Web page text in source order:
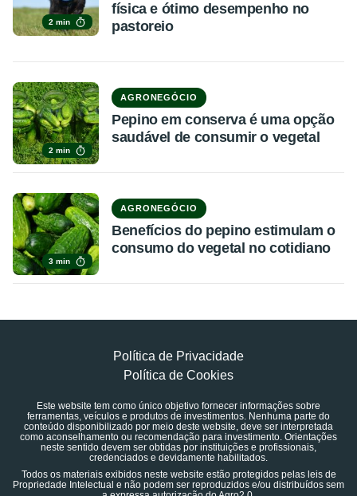
2 min
física e ótimo desempenho no
pastoreio
2 min
AGRONEGÓCIO
Pepino em conserva é uma opção
saudável de consumir o vegetal
3 min
AGRONEGÓCIO
Benefícios do pepino estimulam o
consumo do vegetal no cotidiano
Política de Privacidade
Política de Cookies
Este website tem como único objetivo fornecer informações sobre
ferramentas, veículos e produtos de investimentos. Nenhuma parte do
conteúdo disponibilizado por meio deste website, deve ser interpretada
como aconselhamento ou recomendação para investimento. Orientações
neste sentido devem ser obtidas por instituições e profissionais,
credenciados e devidamente habilitados.
Todos os materiais exibidos neste website estão protegidos pelas leis de
Propriedade Intelectual e não podem ser reproduzidos e/ou distribuídos sem